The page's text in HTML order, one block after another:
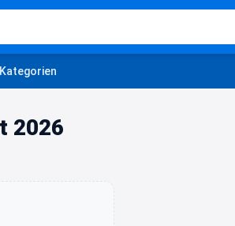
Kategorien
2026